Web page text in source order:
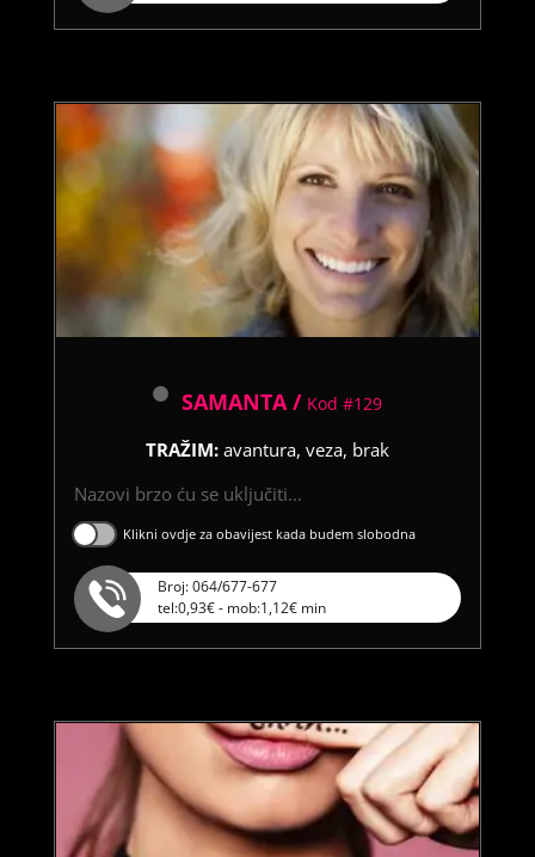
SAMANTA / Kod #129
TRAŽIM: avantura, veza, brak
Nazovi brzo ću se uključiti...
Klikni ovdje za obavijest kada budem slobodna
Broj: 064/677-677
tel:0,93€ - mob:1,12€ min